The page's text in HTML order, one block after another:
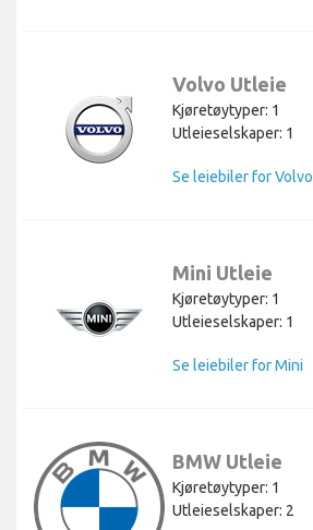
Volvo Utleie
Kjøretøytyper: 1
Utleieselskaper: 1
Se leiebiler for Volvo
Mini Utleie
Kjøretøytyper: 1
Utleieselskaper: 1
Se leiebiler for Mini
BMW Utleie
Kjøretøytyper: 1
Utleieselskaper: 2